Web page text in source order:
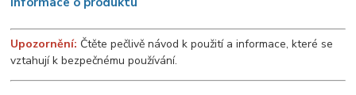
Upozornění: Čtěte pečlivě návod k použití a informace, které se
vztahují k bezpečnému používání.